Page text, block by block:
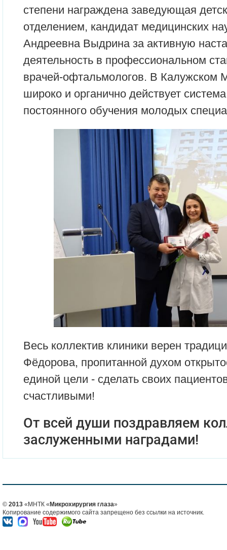
степени награждена заведующая
отделением, кандидат медицинских
Андреевна Выдрина за активную
деятельность в профессиональном
врачей-офтальмологов. В
широко и органично действует
постоянного обучения молодых
Весь коллектив клиники верен
Фёдорова, пропитанной духом
единой цели - сделать своих
счастливыми!
От всей души поздравляем
заслуженными наградами!
© 2013 «МНТК « Микрохирургия глаза»
Копирование содержимого сайта запрещено без ссылки на источник.